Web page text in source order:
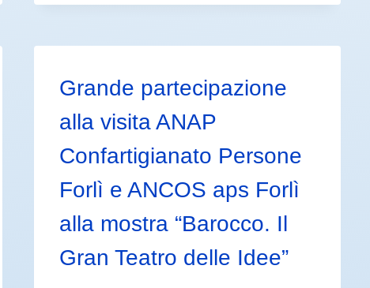
Grande partecipazione
alla visita ANAP
Confartigianato Persone
Forlì e ANCOS aps Forlì
alla mostra “Barocco. Il
Gran Teatro delle Idee”